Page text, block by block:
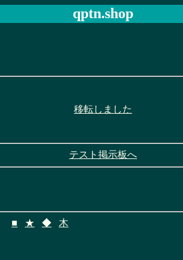
qptn.shop
移転しました
テスト掲示板へ
■ ★ ◆ 木